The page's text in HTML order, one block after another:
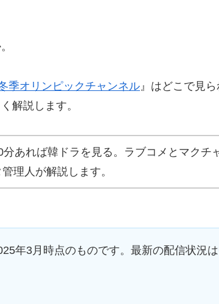
季オリンピックチャンネル 』はどこで見
解説します。
分あれば韓ドラを見る。ラブコメとマクチ
理人が解説します。
年3月時点のものです。最新の配信状況